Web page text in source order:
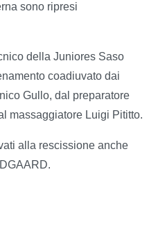
sono ripresi
della Juniores Saso
coadiuvato dai
Gullo, dal preparatore
massaggiatore Luigi Pititto.
alla rescissione anche